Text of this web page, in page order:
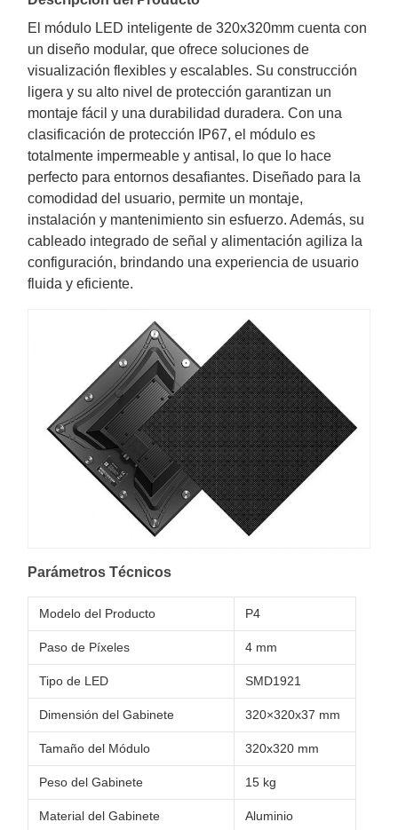
El módulo LED inteligente de 320x320mm cuenta con
un diseño modular, que ofrece soluciones de
visualización flexibles y escalables. Su construcción
ligera y su alto nivel de protección garantizan un
montaje fácil y una durabilidad duradera. Con una
clasificación de protección IP67, el módulo es
totalmente impermeable y antisal, lo que lo hace
perfecto para entornos desafiantes. Diseñado para la
comodidad del usuario, permite un montaje,
instalación y mantenimiento sin esfuerzo. Además, su
cableado integrado de señal y alimentación agiliza la
configuración, brindando una experiencia de usuario
fluida y eficiente.
Parámetros Técnicos
Modelo del Producto P4
Paso de Píxeles 4 mm
Tipo de LED SMD1921
Dimensión del Gabinete 320×320x37 mm
Tamaño del Módulo 320x320 mm
Peso del Gabinete 15 kg
Material del Gabinete Aluminio